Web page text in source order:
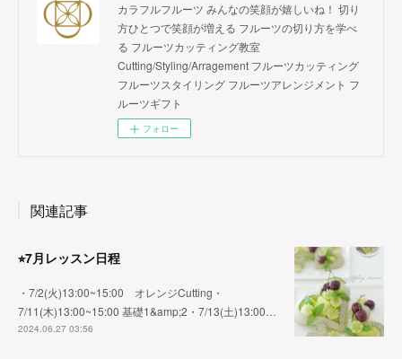
カラフルフルーツ みんなの笑顔が嬉しいね！ 切り
方ひとつで笑顔が増える フルーツの切り方を学べ
る フルーツカッティング教室
Cutting/Styling/Arragement フルーツカッティング
フルーツスタイリング フルーツアレンジメント フ
ルーツギフト
フォロー
関連記事
⭐︎7月レッスン日程
・7/2(火)13:00~15:00 オレンジCutting・
7/11(木)13:00~15:00 基礎1&amp;2・7/13(土)13:00…
2024.06.27 03:56